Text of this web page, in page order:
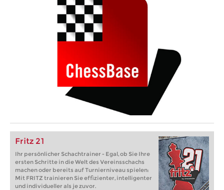
Fritz 21
Ihr persönlicher Schachtrainer - Egal, ob Sie Ihre
ersten Schritte in die Welt des Vereinsschachs
machen oder bereits auf Turnierniveau spielen:
Mit FRITZ trainieren Sie effizienter, intelligenter
und individueller als je zuvor.